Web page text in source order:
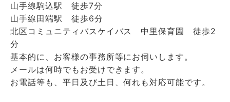
山手線駒込駅 徒歩7分
山手線田端駅 徒歩6分
北区コミュニティバスケイバス 中里保育園 徒歩2
分
基本的に、お客様の事務所等にお伺いします。
メールは何時でもお受けできます。
お電話等も、平日及び土日、何れも対応可能です。